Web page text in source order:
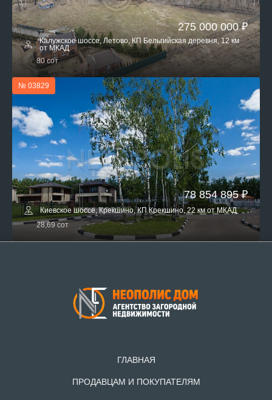
275 000 000 ₽
Калужское шоссе, Летово, КП Бельгийская деревня, 12 км
от МКАД
80 сот
№ 03829
78 854 895 ₽
Киевское шоссе, Крекшино, КП Крекшино, 22 км от МКАД
28,69 сот
ГЛАВНАЯ
ПРОДАВЦАМ И ПОКУПАТЕЛЯМ